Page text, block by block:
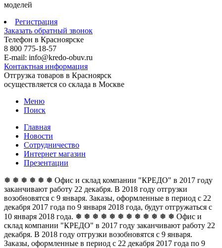
моделей
Регистрация
Заказать обратный звонок
Телефон в Красноярске
8 800 775-18-57
E-mail: info@kredo-obuv.ru
Контактная информация
Отгрузка товаров в Красноярск
осуществляется со склада в Москве
Меню
Поиск
Главная
Новости
Сотрудничество
Интернет магазин
Презентации
❅ ❅ ❅ ❅ ❅ ❅ Офис и склад компании "КРЕДО" в 2017 году
заканчивают работу 22 декабря. В 2018 году отгрузки
возобновятся с 9 января. Заказы, оформленные в период с 22
декабря 2017 года по 9 января 2018 года, будут отгружаться с
10 января 2018 года. ❅ ❅ ❅ ❅ ❅ ❅ ❅ ❅ ❅ ❅ ❅ ❅ Офис и
склад компании "КРЕДО" в 2017 году заканчивают работу 22
декабря. В 2018 году отгрузки возобновятся с 9 января.
Заказы, оформленные в период с 22 декабря 2017 года по 9